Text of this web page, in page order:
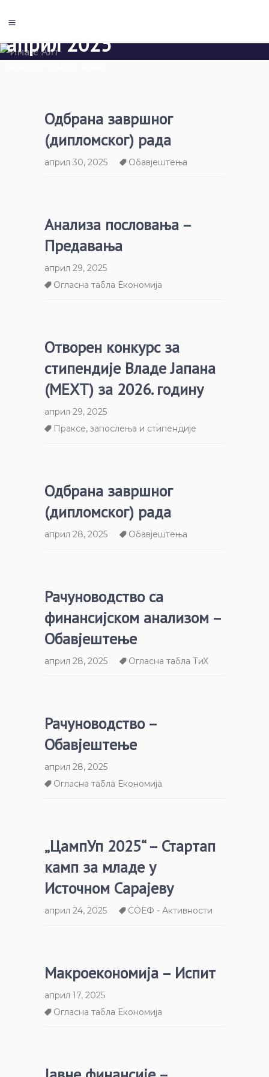
април 2025
Одбрана завршног
(дипломског) рада
април 30, 2025 Обавјештења
Анализа пословања –
Предавања
април 29, 2025
Огласна табла Економија
Отворен конкурс за
стипендије Владе Јапана
(МЕXТ) за 2026. годину
април 29, 2025
Праксе, запослења и стипендије
Одбрана завршног
(дипломског) рада
април 28, 2025 Обавјештења
Рачуноводство са
финансијском анализом –
Обавјештење
април 28, 2025 Огласна табла ТиХ
Рачуноводство –
Обавјештење
април 28, 2025
Огласна табла Економија
„ЦампУп 2025“ – Стартап
камп за младе у
Источном Сарајеву
април 24, 2025 СОЕФ - Активности
Макроекономија – Испит
април 17, 2025
Огласна табла Економија